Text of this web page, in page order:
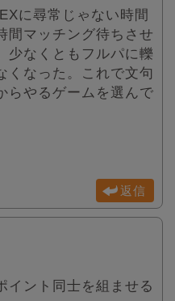
に尋常じゃない時間
間マッチング待ちさせ
少なくともフルパに轢
くなった。これで文句
らやるゲームを選んで
返信
イント同士を組ませる